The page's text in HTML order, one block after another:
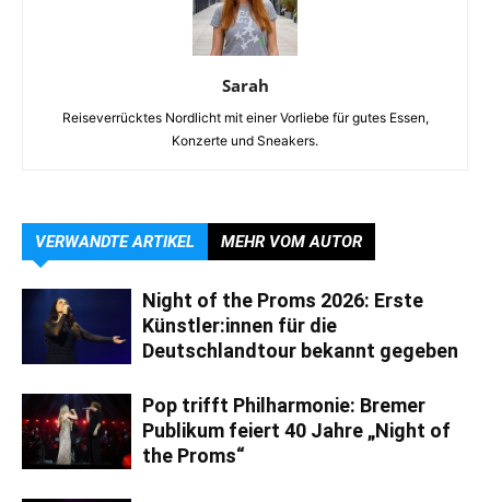
Sarah
Reiseverrücktes Nordlicht mit einer Vorliebe für gutes Essen,
Konzerte und Sneakers.
VERWANDTE ARTIKEL MEHR VOM AUTOR
Night of the Proms 2026: Erste
Künstler:innen für die
Deutschlandtour bekannt gegeben
Pop trifft Philharmonie: Bremer
Publikum feiert 40 Jahre „Night of
the Proms“